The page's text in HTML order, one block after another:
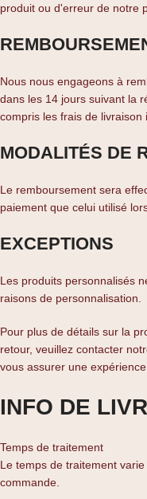
produit ou d'erreur de notre
Nous nous engageons à
dans les 14 jours suivant la
compris les frais de livraison
MODALITÉS DE
Le remboursement sera
paiement que celui utilisé
EXCEPTIONS
Les produits personnalisés
raisons de personnalisation.
Pour plus de détails sur la
retour, veuillez contacter
vous assurer une
INFO DE
Temps de traitement
Le temps de traitement
commande.